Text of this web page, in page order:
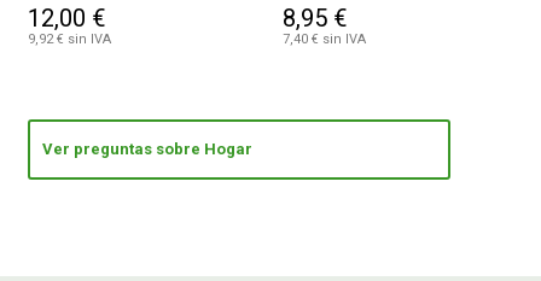
12,00 €
9,92 € sin IVA
8,95 €
7,40 € sin IVA
Ver preguntas sobre Hogar